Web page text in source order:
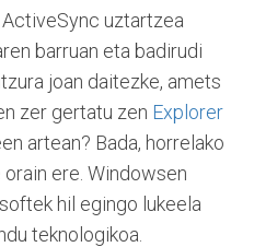
uztartzea
barruan eta badirudi
joan daitezke, amets
zer gertatu zen Explorer
artean? Bada, horrelako
ere. Windowsen
hil egingo lukeela
teknologikoa.